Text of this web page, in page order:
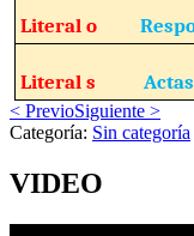
Literal o
Literal s
< PrevioSiguiente >
Categoría: Sin categoría
VIDEO